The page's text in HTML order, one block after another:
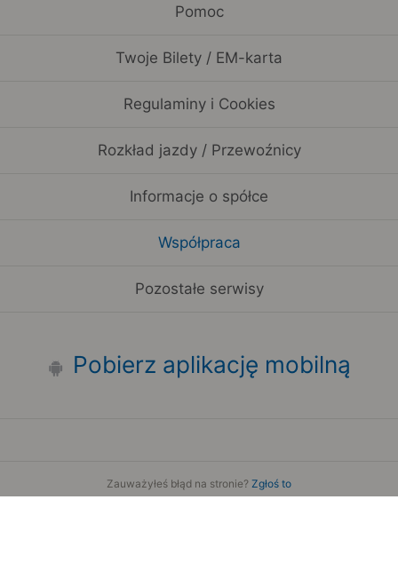
Pomoc
Twoje Bilety / EM-karta
Regulaminy i Cookies
Rozkład jazdy / Przewoźnicy
Informacje o spółce
Współpraca
Pozostałe serwisy
Pobierz aplikację mobilną
Zauważyłeś błąd na stronie? Zgłoś to